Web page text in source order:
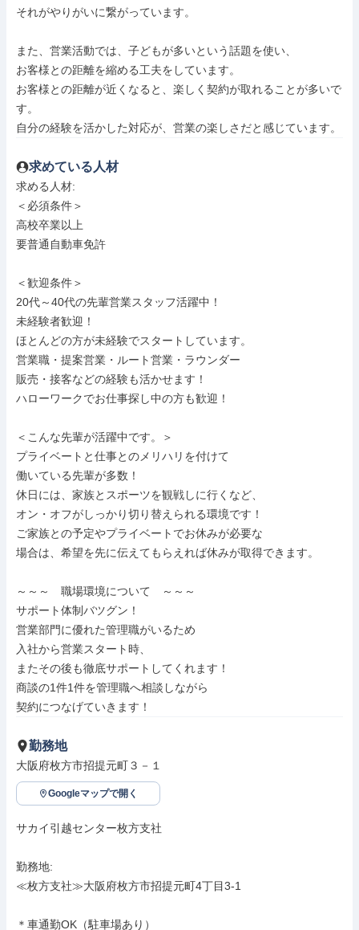
それがやりがいに繋がっています。
また、営業活動では、子どもが多いという話題を使い、
お客様との距離を縮める工夫をしています。
お客様との距離が近くなると、楽しく契約が取れることが多いで
す。
自分の経験を活かした対応が、営業の楽しさだと感じています。
求めている人材
求める人材:
＜必須条件＞
高校卒業以上
要普通自動車免許
＜歓迎条件＞
20代～40代の先輩営業スタッフ活躍中！
未経験者歓迎！
ほとんどの方が未経験でスタートしています。
営業職・提案営業・ルート営業・ラウンダー
販売・接客などの経験も活かせます！
ハローワークでお仕事探し中の方も歓迎！
＜こんな先輩が活躍中です。＞
プライベートと仕事とのメリハリを付けて
働いている先輩が多数！
休日には、家族とスポーツを観戦しに行くなど、
オン・オフがしっかり切り替えられる環境です！
ご家族との予定やプライベートでお休みが必要な
場合は、希望を先に伝えてもらえれば休みが取得できます。
～～～　職場環境について　～～～
サポート体制バツグン！
営業部門に優れた管理職がいるため
入社から営業スタート時、
またその後も徹底サポートしてくれます！
商談の1件1件を管理職へ相談しながら
契約につなげていきます！
勤務地
大阪府枚方市招提元町３－１
Googleマップで開く
サカイ引越センター枚方支社
勤務地:
≪枚方支社≫大阪府枚方市招提元町4丁目3-1
＊車通勤OK（駐車場あり）